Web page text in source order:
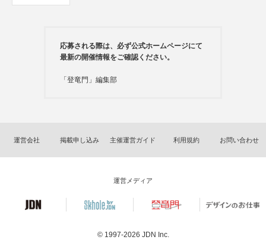
応募される際は、必ず公式ホームページにて
最新の開催情報をご確認ください。
「登竜門」編集部
運営会社 掲載申し込み 主催運営ガイド 利用規約 お問い合わせ
運営メディア
© 1997-2026 JDN Inc.